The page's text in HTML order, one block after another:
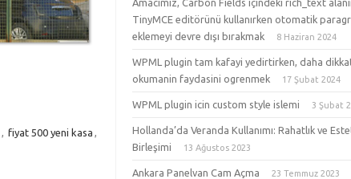
, fiyat 500 yeni kasa ,
Amacımız, Carbon Fields içindeki rich_text
TinyMCE editörünü kullanırken otomatik
eklemeyi devre dışı bırakmak
8 Haziran 2024
WPML plugin tam kafayi yedirtirken, daha
okumanin faydasini ogrenmek
17 Şubat 2024
WPML plugin icin custom style islemi 3 Şubat
Hollanda’da Veranda Kullanımı: Rahatlık ve
Birleşimi
13 Ağustos 2023
Ankara Panelvan Cam Açma 23 Temmuz 2023